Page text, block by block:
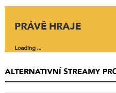
PRÁVĚ HRAJE
Loading ...
ALTERNATIVNÍ STREAMY